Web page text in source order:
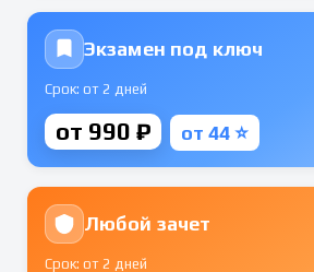
Экзамен под ключ
Срок: от 2 дней
от 990 ₽ от 44 ⭐
Любой зачет
Срок: от 2 дней